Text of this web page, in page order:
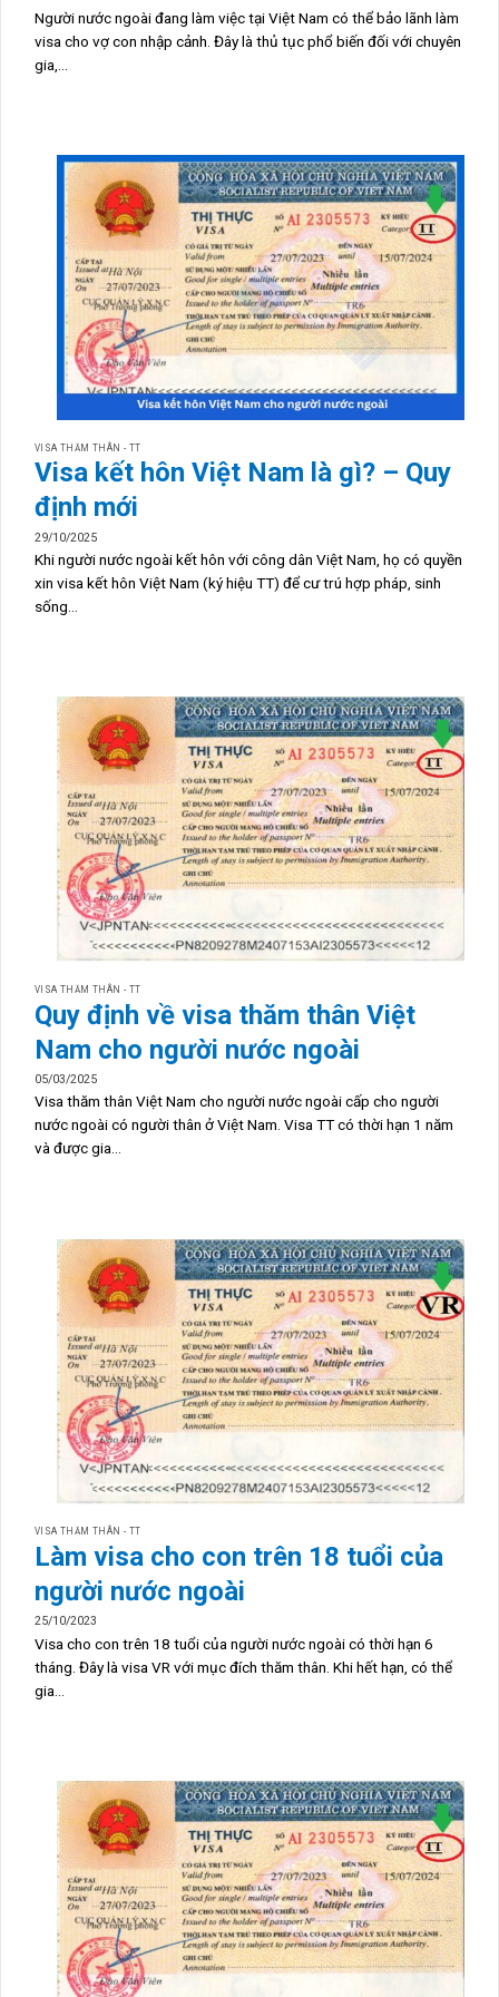
Người nước ngoài đang làm việc tại Việt Nam có thể bảo lãnh làm
visa cho vợ con nhập cảnh. Đây là thủ tục phổ biến đối với chuyên
gia,...
VISA THĂM THÂN - TT
Visa kết hôn Việt Nam là gì? – Quy
định mới
29/10/2025
Khi người nước ngoài kết hôn với công dân Việt Nam, họ có quyền
xin visa kết hôn Việt Nam (ký hiệu TT) để cư trú hợp pháp, sinh
sống...
VISA THĂM THÂN - TT
Quy định về visa thăm thân Việt
Nam cho người nước ngoài
05/03/2025
Visa thăm thân Việt Nam cho người nước ngoài cấp cho người
nước ngoài có người thân ở Việt Nam. Visa TT có thời hạn 1 năm
và được gia...
VISA THĂM THÂN - TT
Làm visa cho con trên 18 tuổi của
người nước ngoài
25/10/2023
Visa cho con trên 18 tuổi của người nước ngoài có thời hạn 6
tháng. Đây là visa VR với mục đích thăm thân. Khi hết hạn, có thể
gia...